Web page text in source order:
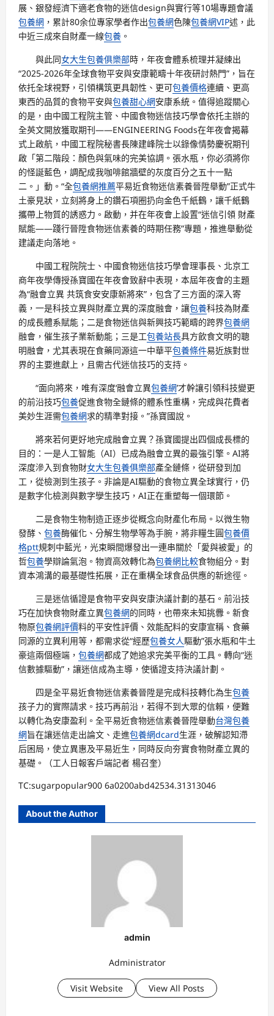
展、銀發經濟下適老食物的迷信design與實行等10場專題會議
包養網 ，累計80余位專家學者作出包養網色陳包養網VIP述，此
中近三成來自財產一線包養 。
與此同女大生包養俱樂部時，年夜會體系梳理并凝練出
“2025-2026年全球食物平安與安康範疇十年夜研討熱門”，旨在
依托全球視野，引領構筑更具韌性、更可包養價格連續、更高
東西的品質的食物平安與包養甜心網安康系統。值得追蹤關心
的是，由中國工程院主管、中國食物迷信技巧學會依托主辦的
全英文開放獲取期刊——ENGINEERING Foods在年夜會揭幕
式上啟航，中國工程院秘書長陳建峰院士以錄像情勢慶祝期刊
啟「第二階段：顏色與氣味的完美協調。張水瓶，你必須將你
的怪誕藍色，調配成我咖啡館牆壁的灰度百分之五十一點
二。」動。“全包養網推薦平易近食物迷信素養晉陞舉動”正式牛
土豪見狀，立刻將身上的鑽石項圈扔向金色千紙鶴，讓千紙鶴
攜帶上物質的誘惑力。啟動，并在年夜會上設置“迷信引領 財產
賦能——踐行晉陞食物迷信素養的時期任務”專題，推進舉動從
建議走向落地。
中國工程院院士、中國食物迷信技巧學會理事長、北京工
商年夜學傳授孫寶國在年夜會致辭中表現，本屆年夜會的主題
為“融會立異 共筑食安安康新將來”，包含了三方面的深入寄
義，一是科技立異與財產立異的深度融會，讓包養科技為財產
的成長體系賦能；二是食物迷信與新興技巧範疇的跨界包養網
融會，催生孩子業新動能；三是工包養站長具方飲食文明的聰
明融會，尤其表現在食藥同源這一中華平包養條件易近族對世
界的主要進獻上，且需古代迷信技巧的支持。
“面向將來，唯有深度‘融會立異包養網’才幹讓引領科技變更
的前沿技巧包養促進食物全鏈條的體系性重構，完成與花費者
美妙生涯需包養網求的精準對接。”孫寶國說。
將來若何更好地完成融會立異？孫寶國提出四個成長標的
目的：一是人工智能（AI）已成為融會立異的最強引擎。AI將
深度滲入到食物財女大生包養俱樂部產全鏈條，從研發到加
工，從檢測到生孩子。非論是AI驅動的食物立異全球實行，仍
是數字化檢測與數字孿生技巧，AI正在重塑每一個環節。
二是食物生物制造正逐步從概念向財產化布局。以微生物
發酵、 包養酶催化、分解生物學等為手腕，將非糧生圓包養價
格ptt規刺中藍光，光束瞬間爆發出一連串關於「愛與被愛」的
哲包養學辯論氣泡。物資高效轉化為包養網比較食物組分。對
資本鴻溝的最基礎性拓展，正在重構全球食品供應的新途徑。
三是迷信循證是食物平安與安康決議計劃的基石。前沿技
巧在加快食物財產立異包養網的同時，也帶來未知挑釁。新食
物原包養網評價料的平安性評價、效能配料的安康宣稱、食藥
同源的立異利用等，都需求從“經歷包養女人驅動”張水瓶和牛土
豪這兩個極端， 包養網都成了她追求完美平衡的工具。轉向“迷
信數據驅動”，讓迷信成為主導，使循證支持決議計劃。
四是全平易近食物迷信素養晉陞是完成科技轉化為生包養
孩子力的實際請求。技巧再前沿，若得不到大眾的信賴，便難
以轉化為安康盈利。全平易近食物迷信素養晉陞舉動台灣包養
網旨在讓迷信走出論文、走進包養網dcard生涯，破解認知滯
后困局，使立異惠及平易近生，同時反向夯實食物財產立異的
基礎。（工人日報客戶端記者 楊召奎）
TC:sugarpopular900 6a0200abd42534.31313046
About the Author
admin
Administrator
Visit Website View All Posts